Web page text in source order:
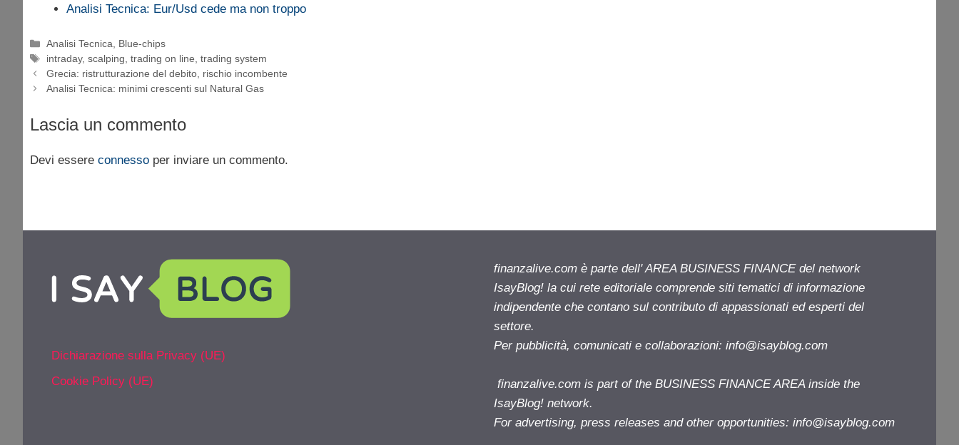
Analisi Tecnica: Eur/Usd cede ma non troppo
Categorie
Analisi Tecnica
Blue-chips
Tag
intraday,scalping ,trading on line ,trading system
Grecia: ristrutturazione del debito, rischio incombente
Analisi Tecnica: minimi crescenti sul Natural Gas
Lascia un commento
Devi essere connesso per inviare un commento.
Dichiarazione sulla Privacy (UE)
Cookie Policy (UE)
finanzalive.com è parte dell' AREA BUSINESS FINANCE del network
IsayBlog! la cui rete editoriale comprende siti tematici di informazione
indipendente che contano sul contributo di appassionati ed esperti del
settore.
Per pubblicità, comunicati e collaborazioni: info@isayblog.com
finanzalive.com is part of the BUSINESS FINANCE AREA inside the
IsayBlog! network.
For advertising, press releases and other opportunities: info@isayblog.com